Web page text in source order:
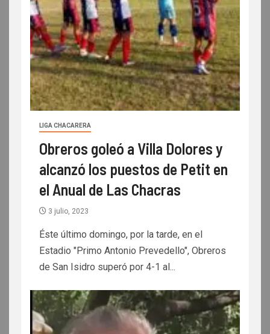
LIGA CHACARERA
Obreros goleó a Villa Dolores y
alcanzó los puestos de Petit en
el Anual de Las Chacras
3 julio, 2023
Éste último domingo, por la tarde, en el
Estadio "Primo Antonio Prevedello", Obreros
de San Isidro superó por 4-1 al...